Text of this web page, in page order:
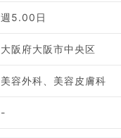
週5.00日
大阪府大阪市中央区
美容外科、美容皮膚科
-